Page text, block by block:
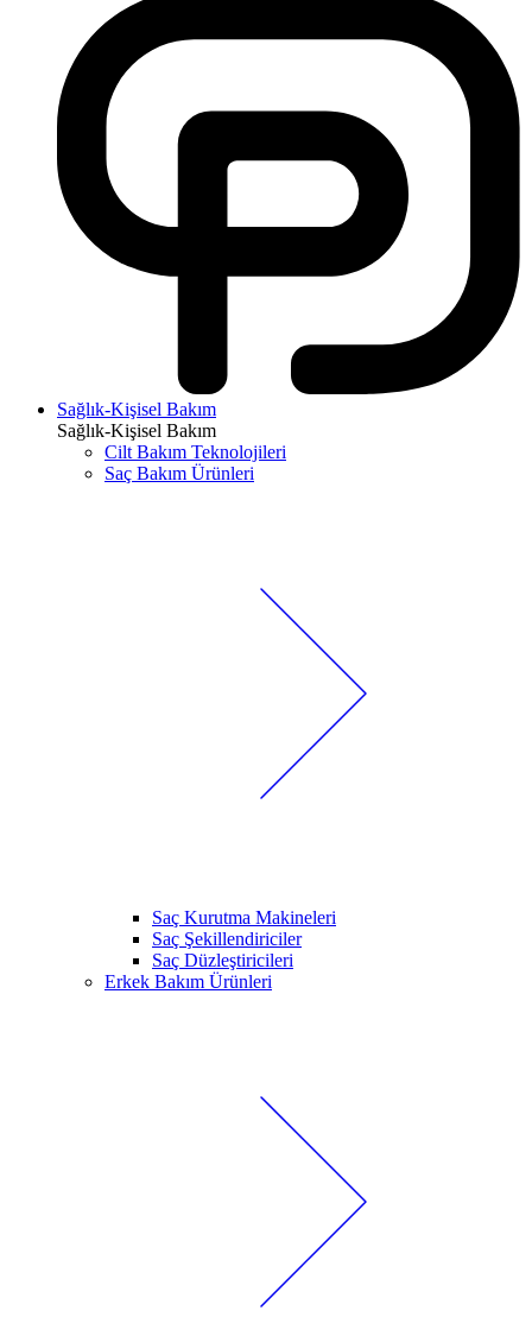
Sağlık-Kişisel Bakım
Sağlık-Kişisel Bakım
Cilt Bakım Teknolojileri
Saç Bakım Ürünleri
Saç Kurutma Makineleri
Saç Şekillendiriciler
Saç Düzleştiricileri
Erkek Bakım Ürünleri